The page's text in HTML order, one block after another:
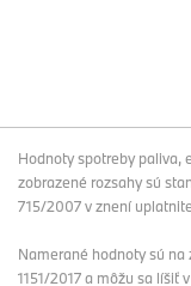
Hodnoty spotreby paliva,
zobrazené rozsahy sú
715/2007 v znení
Namerané hodnoty sú na
1151/2017 a môžu sa líšiť